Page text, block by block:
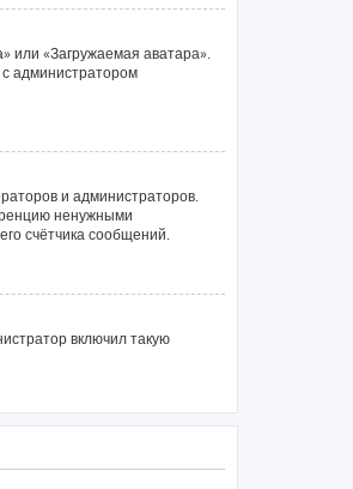
или «Загружаемая аватара».
администратором
и администраторов.
ненужными
счётчика сообщений.
включил такую